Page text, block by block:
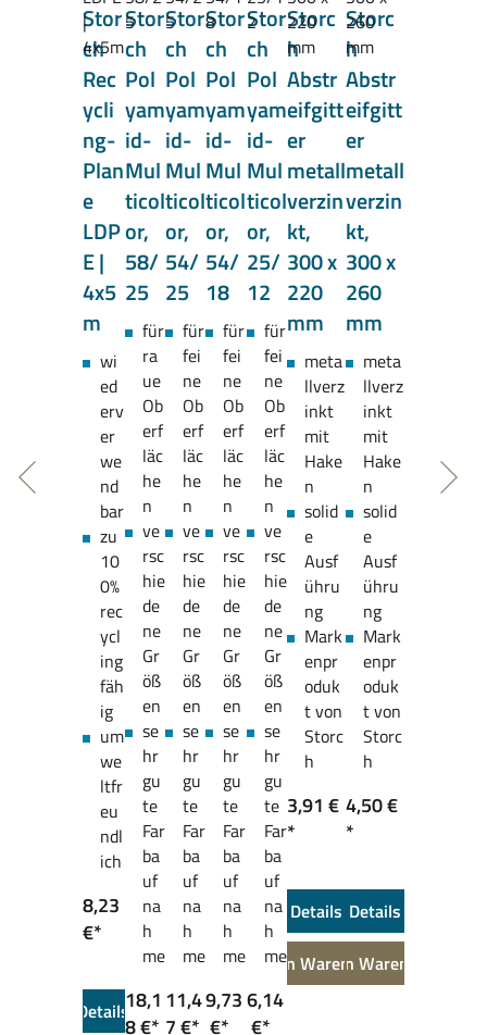
Stor
ch
Rec
ycli
ng-
Plan
e
LDP
E |
4x5
m
wi
ed
erv
er
we
nd
bar
zu
10
0%
rec
ycl
ing
fäh
ig
um
we
ltfr
eu
ndl
ich
8,23
€*
Details
Stor
ch
Pol
yam
id-
Mul
ticol
or,
58/
25
für
ra
ue
Ob
erf
läc
he
n
ve
rsc
hie
de
ne
Gr
öß
en
se
hr
gu
te
Far
ba
uf
na
h
me
18,1
8 €*
Stor
ch
Pol
yam
id-
Mul
ticol
or,
54/
25
für
fei
ne
Ob
erf
läc
he
n
ve
rsc
hie
de
ne
Gr
öß
en
se
hr
gu
te
Far
ba
uf
na
h
me
11,4
7 €*
Stor
ch
Pol
yam
id-
Mul
ticol
or,
54/
18
für
fei
ne
Ob
erf
läc
he
n
ve
rsc
hie
de
ne
Gr
öß
en
se
hr
gu
te
Far
ba
uf
na
h
me
9,73
€*
Stor
ch
Pol
yam
id-
Mul
ticol
or,
25/
12
für
fei
ne
Ob
erf
läc
he
n
ve
rsc
hie
de
ne
Gr
öß
en
se
hr
gu
te
Far
ba
uf
na
h
me
6,14
€*
Storc
h
Abstr
eifgitt
er
metall
verzin
kt,
300 x
220
mm
meta
llverz
inkt
mit
Hake
n
solid
e
Ausf
ühru
ng
Mark
enpr
oduk
t von
Storc
h
3,91 €
*
Details
In den Warenkorb
Storc
h
Abstr
eifgitt
er
metall
verzin
kt,
300 x
260
mm
meta
llverz
inkt
mit
Hake
n
solid
e
Ausf
ühru
ng
Mark
enpr
oduk
t von
Storc
h
4,50 €
*
Details
In den Warenkorb